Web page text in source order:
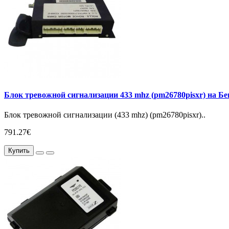
Блок тревожной сигнализации 433 mhz (pm26780pisxr) на
Блок тревожной сигнализации (433 mhz) (pm26780pisxr)..
791.27€
Купить